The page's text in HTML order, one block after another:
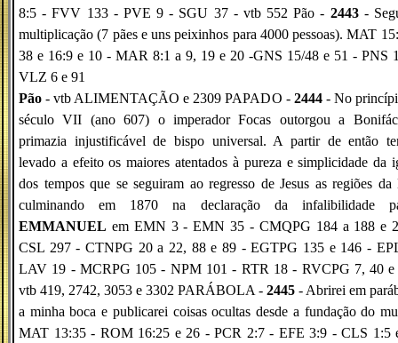
8:5 - FVV 133 - PVE 9 - SGU 37 - vtb 552 Pão - 2443-
multiplicação (7 pães e uns peixinhos para 4000 pessoas). MAT
38 e 16:9 e 10 - MAR 8:1 a 9, 19 e 20 -GNS 15/48 e 51 - PNS
VLZ 6 e 91
Pão - vtb ALIMENTAÇÃO e 2309 PAPADO - 2444- No
século VII (ano 607) o imperador Focas outorgou a
primazia injustificável de bispo universal. A partir de então
levado a efeito os maiores atentados à pureza e simplicidade da
dos tempos que se seguiram ao regresso de Jesus as regiões da
culminando em 1870 na declaração da infalibilidade
EMMANUEL em EMN 3 - EMN 35 - CMQPG 184 a 188 e
CSL 297 - CTNPG 20 a 22, 88 e 89 - EGTPG 135 e 146 -
LAV 19 - MCRPG 105 - NPM 101 - RTR 18 - RVCPG 7, 40 e
vtb 419, 2742, 3053 e 3302 PARÁBOLA - 2445 - Abrirei em
a minha boca e publicarei coisas ocultas desde a fundação do
MAT 13:35 - ROM 16:25 e 26 - PCR 2:7 - EFE 3:9 - CLS 1:5